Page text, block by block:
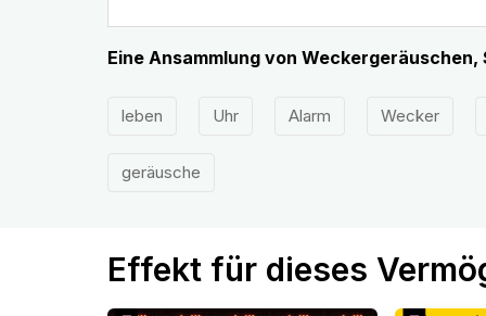
Eine Ansammlung von Weckergeräuschen,
leben Uhr Alarm Wecker
geräusche
Effekt für dieses